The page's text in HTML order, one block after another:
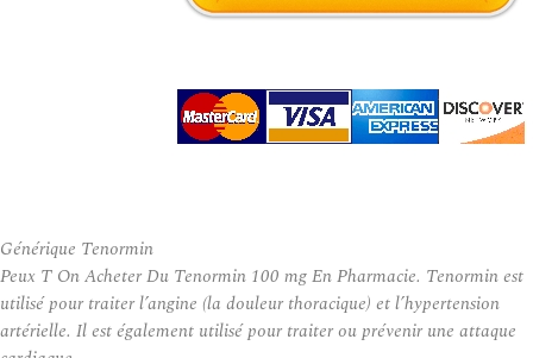
Générique Tenormin
Peux T On Acheter Du Tenormin 100 mg En Pharmacie. Tenormin est
utilisé pour traiter l’angine (la douleur thoracique) et l’hypertension
artérielle. Il est également utilisé pour traiter ou prévenir une attaque